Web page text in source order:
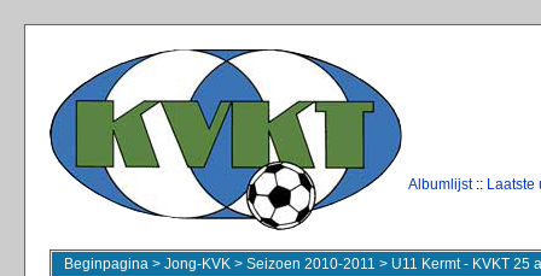
Albumlijst:: Laatste
Beginpagina > Jong-KVK > Seizoen 2010-2011 > U11 Kermt - KVKT 25